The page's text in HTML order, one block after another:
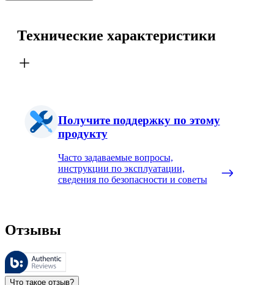
Технические характеристики
Получите поддержку по этому
продукту
Часто задаваемые вопросы,
инструкции по эксплуатации,
сведения по безопасности и советы
Отзывы
Этими отзывами управляет компания Bazaarvoice. Они
Оценки клиентов в виде отзыва и звездочек полезны для
Что такое отзыв?